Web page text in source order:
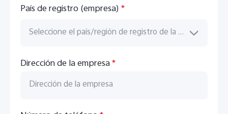
País de registro (empresa) *
Seleccione el país/región de registro de la empresa
Dirección de la empresa*